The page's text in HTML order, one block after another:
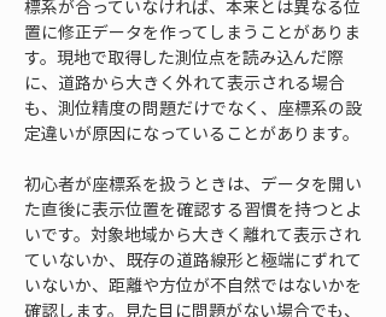
標系が合っていなければ、本来とは異なる位
置に修正データを作ってしまうことがありま
す。現地で取得した測位点を読み込んだ際
に、道路から大きく外れて表示される場合
も、測位精度の問題だけでなく、座標系の設
定違いが原因になっていることがあります。
初心者が座標系を扱うときは、データを開い
た直後に表示位置を確認する習慣を持つとよ
いです。対象地域から大きく離れて表示され
ていないか、既存の道路線形と極端にずれて
いないか、距離や方位が不自然ではないかを
確認します。見た目に問題がない場合でも、